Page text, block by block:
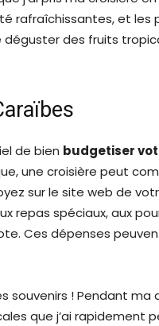
rafraîchissantes, et
des fruits
de bien budgetiser
une croisière peut
sur le site web de
repas spéciaux, aux
Ces dépenses
! Pendant ma
que j’ai rapidement